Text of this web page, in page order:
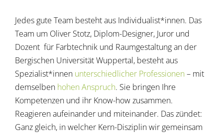
Jedes gute Team besteht aus Individualist*innen. Das
Team um Oliver Stotz, Diplom-Designer, Juror und
Dozent für Farbtechnik und Raumgestaltung an der
Bergischen Universität Wuppertal, besteht aus
Spezialist*innen unterschiedlicher Professionen – mit
demselben hohen Anspruch. Sie bringen Ihre
Kompetenzen und ihr Know-how zusammen.
Reagieren aufeinander und miteinander. Das zündet:
Ganz gleich, in welcher Kern-Disziplin wir gemeinsam